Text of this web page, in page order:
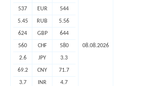
537 EUR 544
5.45 RUB 5.56
624 GBP 644
560 CHF 580
2.6 JPY 3.3
69.2 CNY 71.7
3.7 INR 4.7
08.08.2026